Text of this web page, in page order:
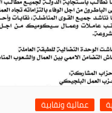
عمالية ونقابية